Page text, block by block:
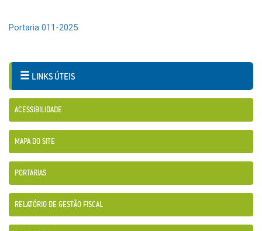
Portaria 011-2025
LINKS ÚTEIS
ACESSIBILIDADE
MAPA DO SITE
PORTARIAS
RELATÓRIO DE GESTÃO FISCAL